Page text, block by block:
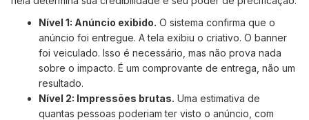
Nível 1: Anúncio exibido. O sistema confirma que o
anúncio foi entregue. A tela exibiu o criativo. O banner
foi veiculado. Isso é necessário, mas não prova nada
sobre o impacto. É um comprovante de entrega, não um
resultado.
Nível 2: Impressões brutas. Uma estimativa de
quantas pessoas poderiam ter visto o anúncio, com